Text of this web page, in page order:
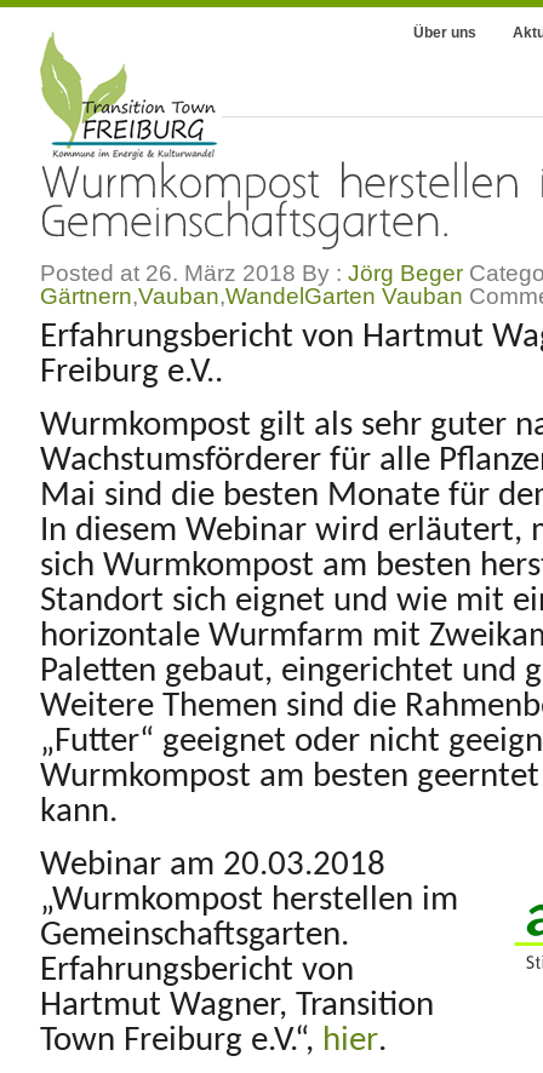
Über uns
Posted at 26. März 2018 By : Jörg Beger
Gärtnern,Vauban,WandelGarten Vauban
Erfahrungsbericht von Hartmut
Freiburg e.V..
Wurmkompost gilt als sehr guter
Wachstumsförderer für alle
Mai sind die besten Monate für
In diesem Webinar wird erläutert,
sich Wurmkompost am besten
Standort sich eignet und wie mit
horizontale Wurmfarm mit
Paletten gebaut, eingerichtet und
Weitere Themen sind die
„Futter“ geeignet oder nicht
Wurmkompost am besten
kann.
Webinar am 20.03.2018
„Wurmkompost herstellen im
Gemeinschaftsgarten.
Erfahrungsbericht von
Hartmut Wagner, Transition
Town Freiburg e.V.“, hier.